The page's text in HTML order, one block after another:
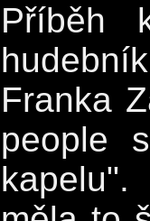
Příběh
Franka
people